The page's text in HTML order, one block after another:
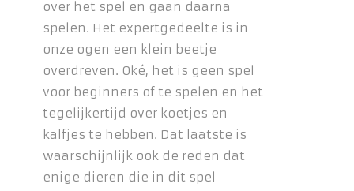
over het spel en gaan daarna
spelen. Het expertgedeelte is in
onze ogen een klein beetje
overdreven. Oké, het is geen spel
voor beginners of te spelen en het
tegelijkertijd over koetjes en
kalfjes te hebben. Dat laatste is
waarschijnlijk ook de reden dat
enige dieren die in dit spel